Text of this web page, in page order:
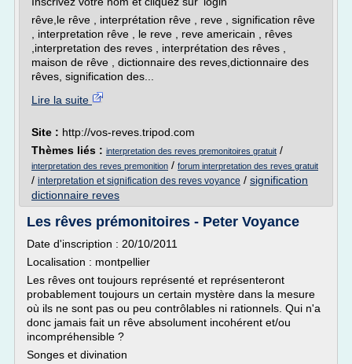
rêve,le rêve , interprétation rêve , reve , signification rêve
, interpretation rêve , le reve , reve americain , rêves
,interpretation des reves , interprétation des rêves ,
maison de rêve , dictionnaire des reves,dictionnaire des
rêves, signification des...
Lire la suite
Site : http://vos-reves.tripod.com
Thèmes liés : interpretation des reves premonitoires gratuit /
interpretation des reves premonition / forum interpretation des reves gratuit
/ interpretation et signification des reves voyance / signification
dictionnaire reves
Les rêves prémonitoires - Peter Voyance
Date d'inscription : 20/10/2011
Localisation : montpellier
Les rêves ont toujours représenté et représenteront
probablement toujours un certain mystère dans la mesure
où ils ne sont pas ou peu contrôlables ni rationnels. Qui n'a
donc jamais fait un rêve absolument incohérent et/ou
incompréhensible ?
Songes et divination